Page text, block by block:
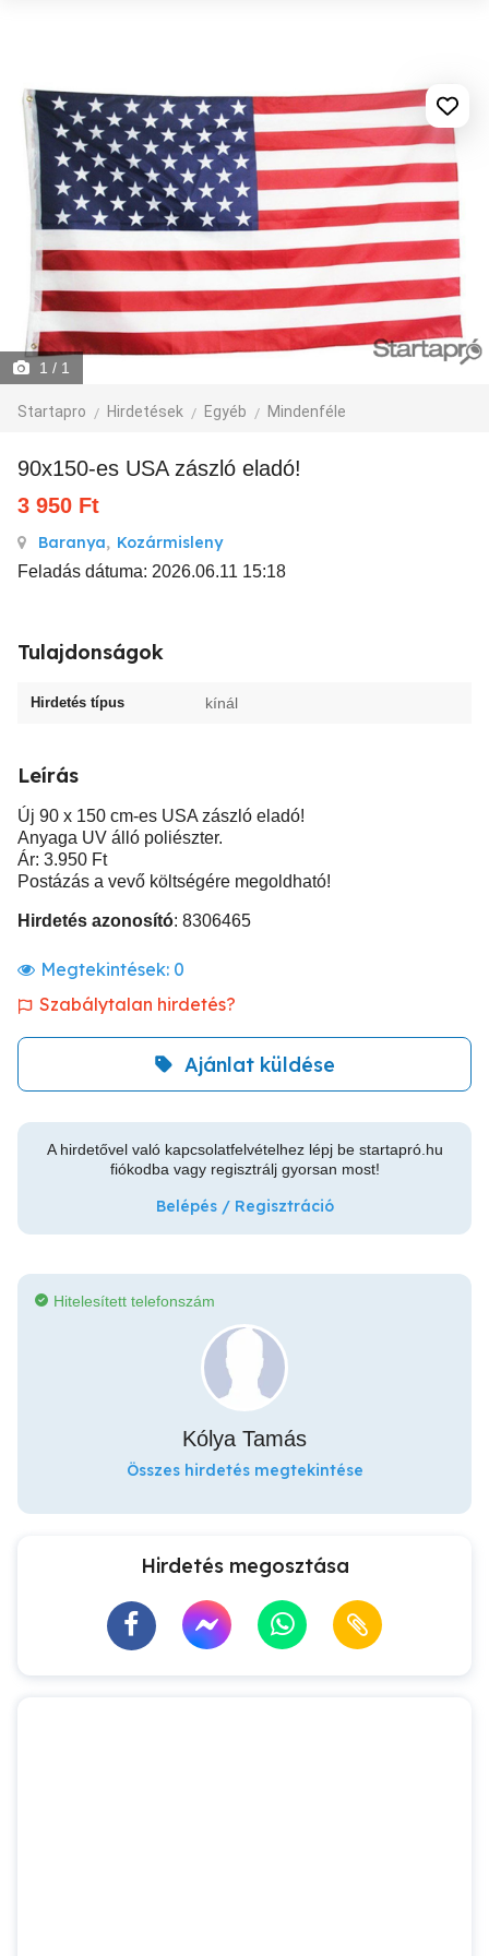
1 / 1
Startapro Hirdetések Egyéb Mindenféle
90x150-es USA zászló eladó!
3 950 Ft
Baranya, Kozármisleny
Feladás dátuma: 2026.06.11 15:18
Tulajdonságok
Hirdetés típus kínál
Leírás
Új 90 x 150 cm-es USA zászló eladó!
Anyaga UV álló poliészter.
Ár: 3.950 Ft
Postázás a vevő költségére megoldható!
Hirdetés azonosító: 8306465
Megtekintések: 0
Szabálytalan hirdetés?
Ajánlat küldése
A hirdetővel való kapcsolatfelvételhez lépj be startapró.hu
fiókodba vagy regisztrálj gyorsan most!
Belépés / Regisztráció
Hitelesített telefonszám
Kólya Tamás
Összes hirdetés megtekintése
Hirdetés megosztása